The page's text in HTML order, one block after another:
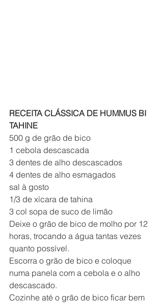
RECEITA CLÁSSICA DE HUMMUS BI
TAHINE
500 g de grão de bico
1 cebola descascada
3 dentes de alho descascados
4 dentes de alho esmagados
sal à gosto
1/3 de xícara de tahina
3 col sopa de suco de limão
Deixe o grão de bico de molho por 12
horas, trocando a água tantas vezes
quanto possível.
Escorra o grão de bico e coloque
numa panela com a cebola e o alho
descascado.
Cozinhe até o grão de bico ficar bem